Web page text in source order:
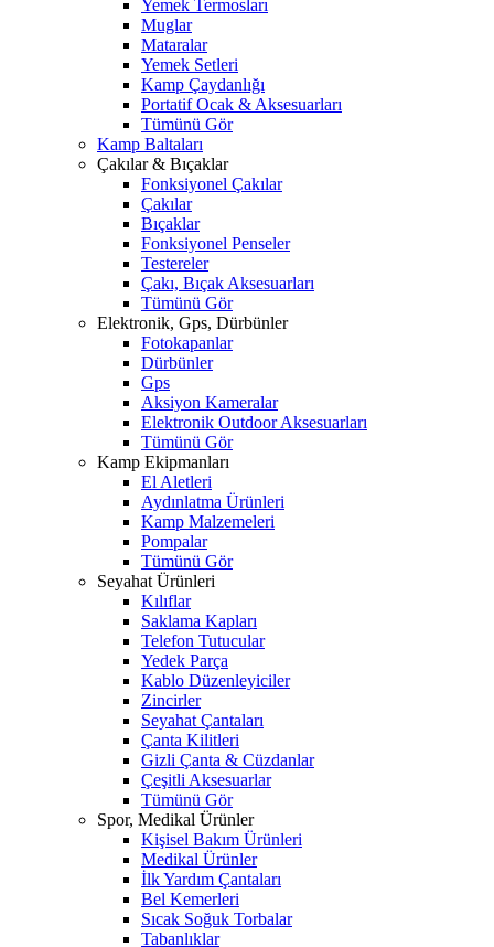
Yemek Termosları
Muglar
Mataralar
Yemek Setleri
Kamp Çaydanlığı
Portatif Ocak & Aksesuarları
Tümünü Gör
Kamp Baltaları
Çakılar & Bıçaklar
Fonksiyonel Çakılar
Çakılar
Bıçaklar
Fonksiyonel Penseler
Testereler
Çakı, Bıçak Aksesuarları
Tümünü Gör
Elektronik, Gps, Dürbünler
Fotokapanlar
Dürbünler
Gps
Aksiyon Kameralar
Elektronik Outdoor Aksesuarları
Tümünü Gör
Kamp Ekipmanları
El Aletleri
Aydınlatma Ürünleri
Kamp Malzemeleri
Pompalar
Tümünü Gör
Seyahat Ürünleri
Kılıflar
Saklama Kapları
Telefon Tutucular
Yedek Parça
Kablo Düzenleyiciler
Zincirler
Seyahat Çantaları
Çanta Kilitleri
Gizli Çanta & Cüzdanlar
Çeşitli Aksesuarlar
Tümünü Gör
Spor, Medikal Ürünler
Kişisel Bakım Ürünleri
Medikal Ürünler
İlk Yardım Çantaları
Bel Kemerleri
Sıcak Soğuk Torbalar
Tabanlıklar